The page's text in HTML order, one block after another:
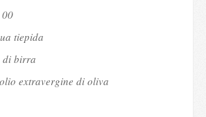
tiepida
di birra
extravergine di oliva